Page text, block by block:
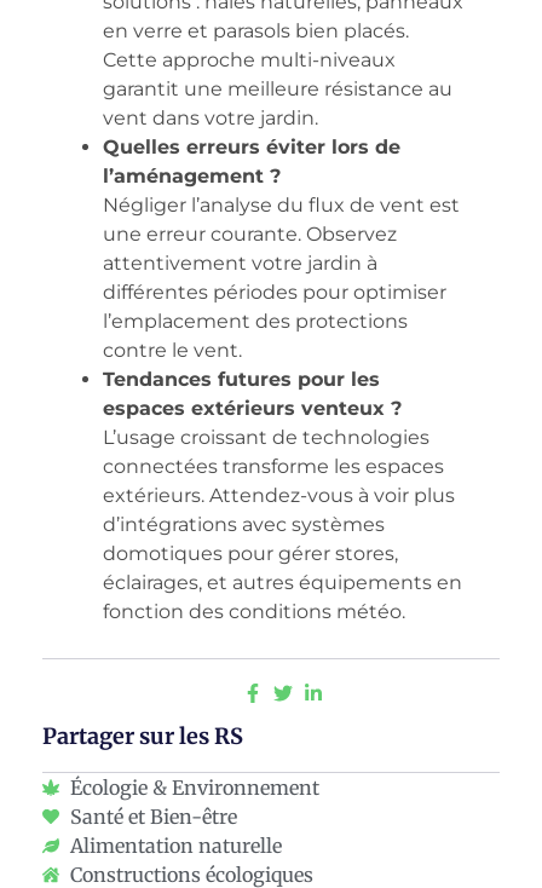
en verre et parasols bien placés.
Cette approche multi-niveaux
garantit une meilleure résistance au
vent dans votre jardin.
Quelles erreurs éviter lors de
l’aménagement ?
Négliger l’analyse du flux de vent est
une erreur courante. Observez
attentivement votre jardin à
différentes périodes pour optimiser
l’emplacement des protections
contre le vent.
Tendances futures pour les
espaces extérieurs venteux ?
L’usage croissant de technologies
connectées transforme les espaces
extérieurs. Attendez-vous à voir plus
d’intégrations avec systèmes
domotiques pour gérer stores,
éclairages, et autres équipements en
fonction des conditions météo.
Partager sur les RS
Écologie & Environnement
Santé et Bien-être
Alimentation naturelle
Constructions écologiques